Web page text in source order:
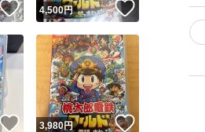
【
ユーザーの実績について
いいね！
4,500円
いいね！
3,980円